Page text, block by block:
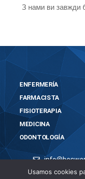
З нами ви завжди
ENFERMERÍA
FARMACISTA
FISIOTERAPIA
MEDICINA
ODONTOLOGÍA
2023
Usamos cookies